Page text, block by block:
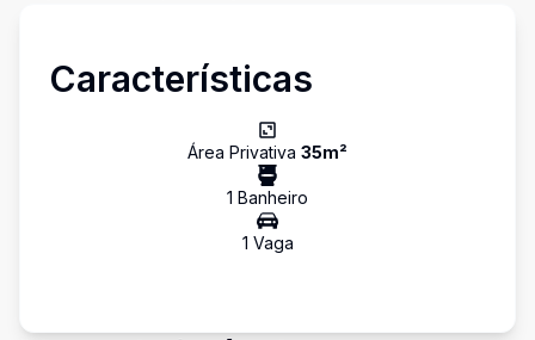
Características
Área Privativa 35m²
1 Banheiro
1 Vaga